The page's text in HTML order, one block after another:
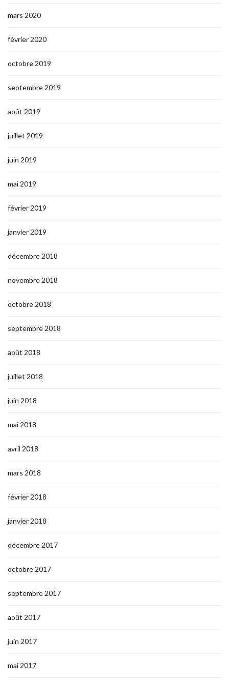
mars 2020
février 2020
octobre 2019
septembre 2019
août 2019
juillet 2019
juin 2019
mai 2019
février 2019
janvier 2019
décembre 2018
novembre 2018
octobre 2018
septembre 2018
août 2018
juillet 2018
juin 2018
mai 2018
avril 2018
mars 2018
février 2018
janvier 2018
décembre 2017
octobre 2017
septembre 2017
août 2017
juin 2017
mai 2017